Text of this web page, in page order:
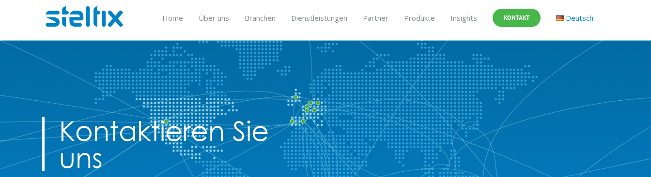
Home Über uns Branchen Dienstleistungen Partner Produkte Insights KONTAKT Deutsch
Kontaktieren Sie
uns